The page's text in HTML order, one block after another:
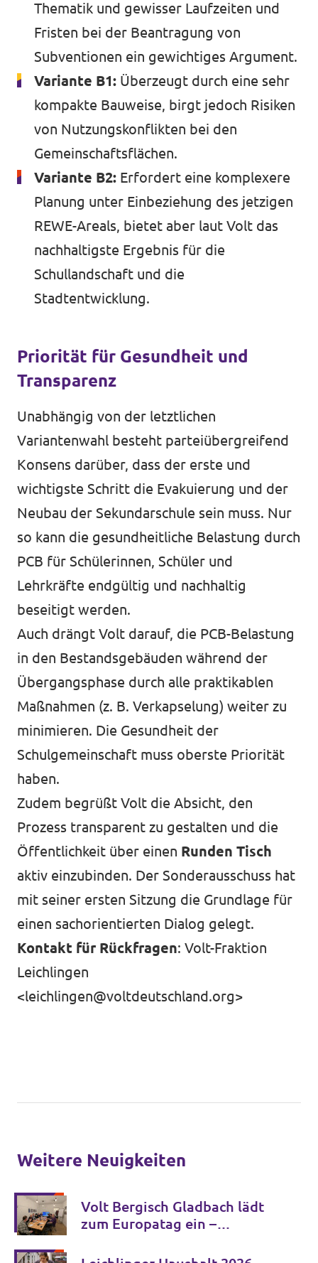
Thematik und gewisser Laufzeiten und
Fristen bei der Beantragung von
Subventionen ein gewichtiges Argument.
Variante B1: Überzeugt durch eine sehr
kompakte Bauweise, birgt jedoch Risiken
von Nutzungskonflikten bei den
Gemeinschaftsflächen.
Variante B2: Erfordert eine komplexere
Planung unter Einbeziehung des jetzigen
REWE-Areals, bietet aber laut Volt das
nachhaltigste Ergebnis für die
Schullandschaft und die
Stadtentwicklung.
Priorität für Gesundheit und
Transparenz
Unabhängig von der letztlichen
Variantenwahl besteht parteiübergreifend
Konsens darüber, dass der erste und
wichtigste Schritt die Evakuierung und der
Neubau der Sekundarschule sein muss. Nur
so kann die gesundheitliche Belastung durch
PCB für Schülerinnen, Schüler und
Lehrkräfte endgültig und nachhaltig
beseitigt werden.
Auch drängt Volt darauf, die PCB-Belastung
in den Bestandsgebäuden während der
Übergangsphase durch alle praktikablen
Maßnahmen (z. B. Verkapselung) weiter zu
minimieren. Die Gesundheit der
Schulgemeinschaft muss oberste Priorität
haben.
Zudem begrüßt Volt die Absicht, den
Prozess transparent zu gestalten und die
Öffentlichkeit über einen Runden Tisch
aktiv einzubinden. Der Sonderausschuss hat
mit seiner ersten Sitzung die Grundlage für
einen sachorientierten Dialog gelegt.
Kontakt für Rückfragen: Volt-Fraktion
Leichlingen
<leichlingen@voltdeutschland.org>
Weitere Neuigkeiten
Volt Bergisch Gladbach lädt
zum Europatag ein –
feiern